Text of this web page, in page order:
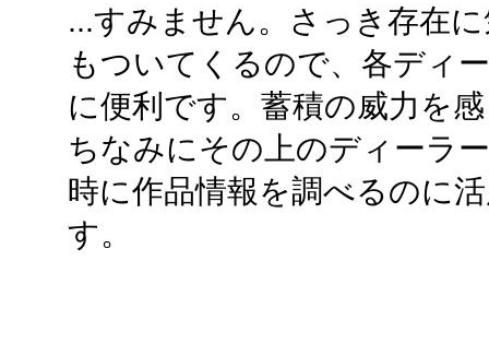
...すみません。さっき存在
もついてくるので、各ディ
に便利です。蓄積の威力を
ちなみにその上のディーラ
時に作品情報を調べるのに
す。